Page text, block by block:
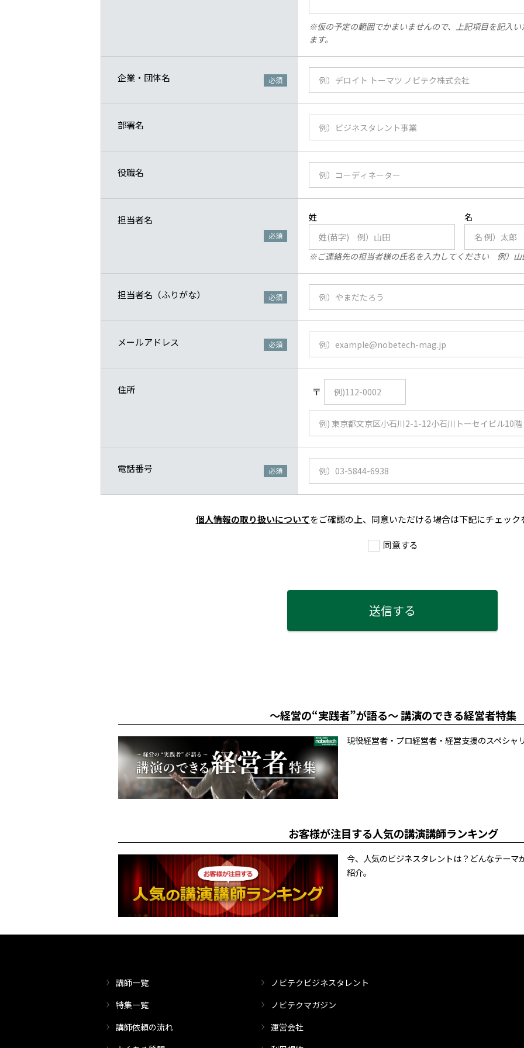
※仮の予定の範囲でかまいませんので、上記項目を記入
ます。
企業・団体名 必須
部署名
役職名
担当者名
必須
※ご連絡先の担当者様の氏名を入力してください 例）山
担当者名（ふりがな） 必須
メールアドレス 必須
住所 〒
電話番号 必須
個人情報の取り扱いについてをご確認の上、同意いただける場合は下記にチェック
同意する
～経営の“実践者”が語る～ 講演のできる経営者特集
現役経営者・プロ経営者・経営支援のスペシャ
お客様が注目する人気の講演講師ランキング
今、人気のビジネスタレントは？どんなテー
紹介。
講師一覧
特集一覧
講師依頼の流れ
ノビテクビジネスタレント
ノビテクマガジン
運営会社